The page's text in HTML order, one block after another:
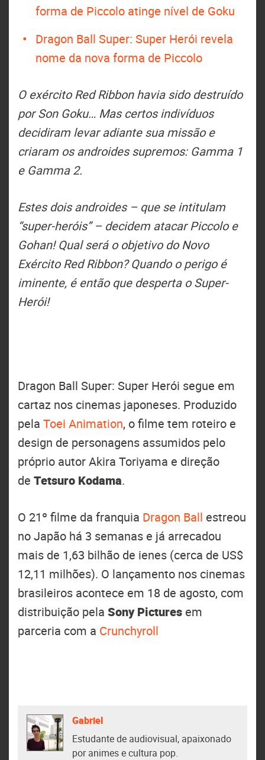
forma de Piccolo atinge nível de Goku
Dragon Ball Super: Super Herói revela
nome da nova forma de Piccolo
O exército Red Ribbon havia sido destruído
por Son Goku… Mas certos indivíduos
decidiram levar adiante sua missão e
criaram os androides supremos: Gamma 1
e Gamma 2.
Estes dois androides – que se intitulam
“super-heróis” – decidem atacar Piccolo e
Gohan! Qual será o objetivo do Novo
Exército Red Ribbon? Quando o perigo é
iminente, é então que desperta o Super-
Herói!
Dragon Ball Super: Super Herói segue em
cartaz nos cinemas japoneses. Produzido
pela Toei Animation, o filme tem roteiro e
design de personagens assumidos pelo
próprio autor Akira Toriyama e direção
de Tetsuro Kodama.
O 21º filme da franquia Dragon Ball estreou
no Japão há 3 semanas e já arrecadou
mais de 1,63 bilhão de ienes (cerca de US$
12,11 milhões). O lançamento nos cinemas
brasileiros acontece em 18 de agosto, com
distribuição pela Sony Pictures em
parceria com a Crunchyroll
Gabriel
Estudante de audiovisual, apaixonado
por animes e cultura pop.